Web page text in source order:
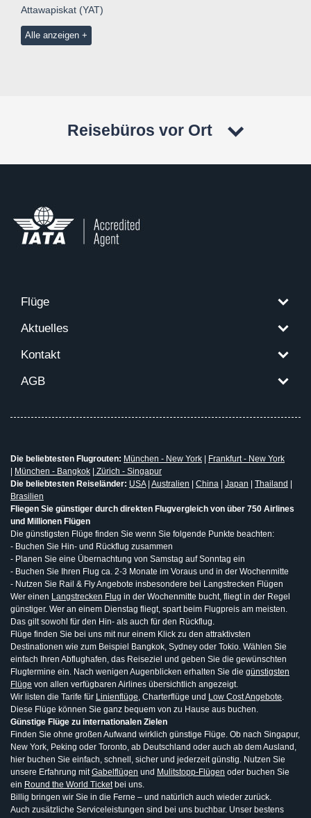
Attawapiskat (YAT)
Alle anzeigen
Reisebüros vor Ort
Flüge
Aktuelles
Kontakt
AGB
Die beliebtesten Flugrouten: München - New York
Frankfurt - New York
München - Bangkok
Zürich - Singapur
Die beliebtesten Reiseländer: USA| Australien China Japan Thailand
Brasilien
Fliegen Sie günstiger durch direkten Flugvergleich von über 750 Airlines
und Millionen Flügen
Die günstigsten Flüge finden Sie wenn Sie folgende Punkte beachten:
- Buchen Sie Hin- und Rückflug zusammen
- Planen Sie eine Übernachtung von Samstag auf Sonntag ein
- Buchen Sie Ihren Flug ca. 2-3 Monate im Voraus und in der Wochenmitte
- Nutzen Sie Rail & Fly Angebote insbesondere bei Langstrecken Flügen
Wer einen Langstrecken Flug in der Wochenmitte bucht, fliegt in der Regel
günstiger. Wer an einem Dienstag fliegt, spart beim Flugpreis am meisten.
Das gilt sowohl für den Hin- als auch für den Rückflug.
Flüge finden Sie bei uns mit nur einem Klick zu den attraktivsten
Destinationen wie zum Beispiel Bangkok, Sydney oder Tokio. Wählen Sie
einfach Ihren Abflughafen, das Reiseziel und geben Sie die gewünschten
Flugtermine ein. Nach wenigen Augenblicken erhalten Sie die günstigsten
Flüge von allen verfügbaren Airlines übersichtlich angezeigt.
Wir listen die Tarife für Linienflüge, Charterflüge und Low Cost Angebote.
Diese Flüge können Sie ganz bequem von zu Hause aus buchen.
Günstige Flüge zu internationalen Zielen
Finden Sie ohne großen Aufwand wirklich günstige Flüge. Ob nach Singapur,
New York, Peking oder Toronto, ab Deutschland oder auch ab dem Ausland,
hier buchen Sie einfach, schnell, sicher und jederzeit günstig. Nutzen Sie
unsere Erfahrung mitGabelflügen und Mulitstopp-Flügen oder buchen Sie
ein Round the World Ticketbei uns.
Billig bringen wir Sie in die Ferne – und natürlich auch wieder zurück.
Auch zusätzliche Serviceleistungen sind bei uns buchbar. Unser bestens